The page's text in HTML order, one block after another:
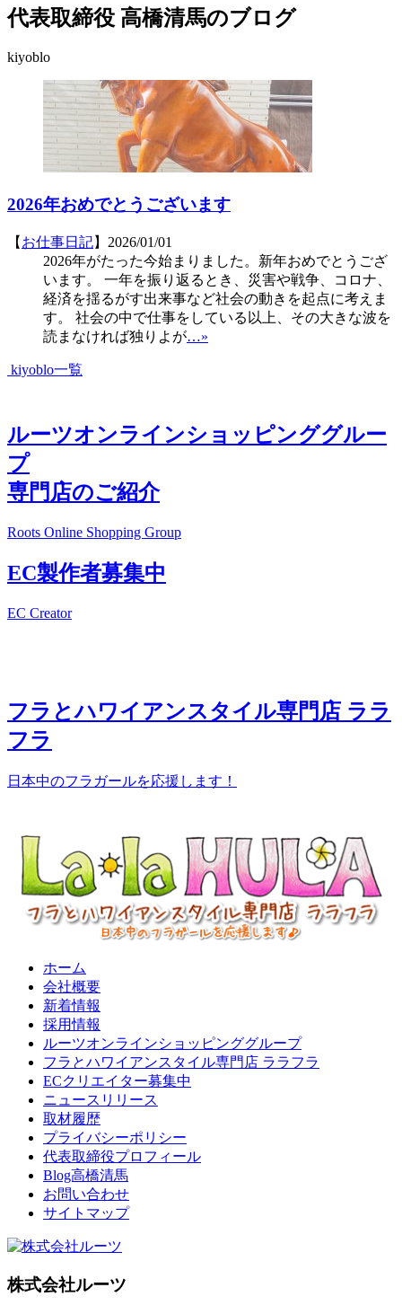
代表取締役 高橋清馬のブログ
kiyoblo
2026年おめでとうございます
【 お仕事日記】2026/01/01
2026年がたった今始まりました。新年おめでとうござ
います。 一年を振り返るとき、災害や戦争、コロナ、
経済を揺るがす出来事など社会の動きを起点に考えま
す。 社会の中で仕事をしている以上、その大きな波を
読まなければ独りよが…»
kiyoblo一覧
ルーツオンラインショッピンググルー
プ
専門店のご紹介
Roots Online Shopping Group
EC製作者募集中
EC Creator
フラとハワイアンスタイル専門店 ララ
フラ
日本中のフラガールを応援します！
ホーム
会社概要
新着情報
採用情報
ルーツオンラインショッピンググループ
フラとハワイアンスタイル専門店 ララフラ
ECクリエイター募集中
ニュースリリース
取材履歴
プライバシーポリシー
代表取締役プロフィール
Blog高橋清馬
お問い合わせ
サイトマップ
株式会社ルーツ